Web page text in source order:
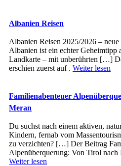
Albanien Reisen
Albanien Reisen 2025/2026 –
Albanien ist ein echter Geheimtipp
Landkarte – mit unberührten […]
erschien zuerst auf . Weiter lesen
Familienabenteuer
Meran
Du suchst nach einem aktiven,
Kindern, fernab vom
zu verzichten? […] Der Beitrag
Alpenüberquerung: Von Tirol nach
Weiter lesen